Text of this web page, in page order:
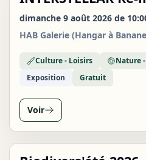
09
AOÛT
dimanche 9 août 2026 de
HAB Galerie (Hangar à
Culture - Loisirs
Nature
Exposition
Gratuit
Voir